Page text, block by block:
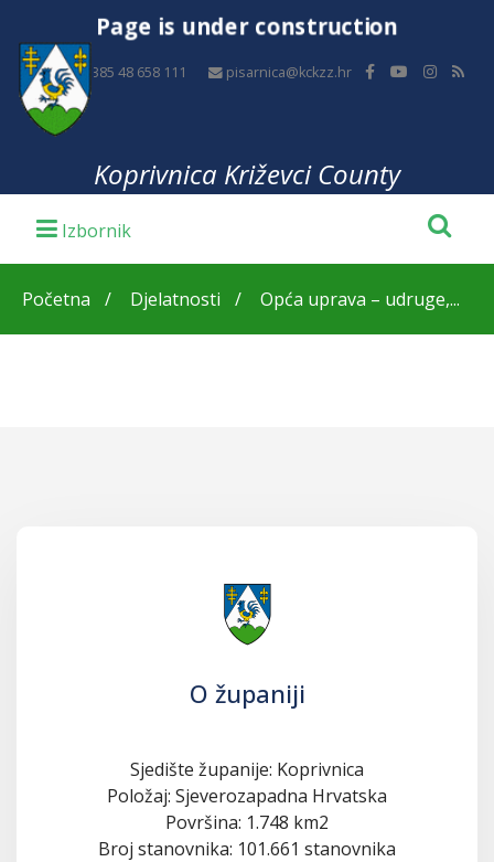
Page is under construction
+385 48 658 111 pisarnica@kckzz.hr
Koprivnica Križevci County
Početna Djelatnosti Opća uprava – udruge,...
O županiji
Sjedište županije: Koprivnica
Položaj: Sjeverozapadna Hrvatska
Površina: 1.748 km2
Broj stanovnika: 101.661 stanovnika